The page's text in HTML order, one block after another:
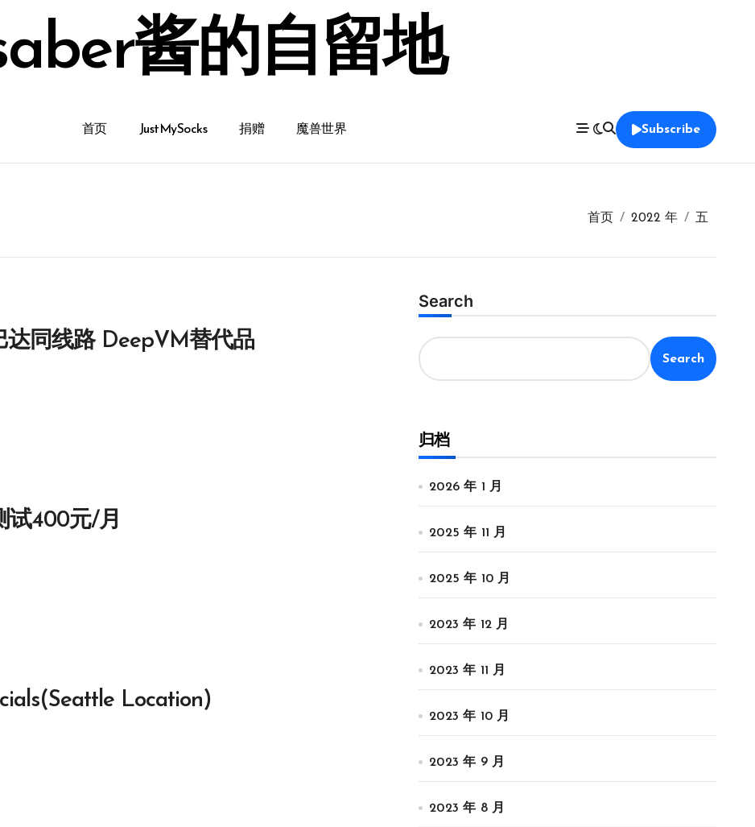
酱的自留地
首页 JustMySocks 捐赠 魔兽世界 Subscribe
首页 2022 年 五
达同线路 DeepVM替代品
试400元/月
Location)
Search
Search
归档
2026 年 1 月
2025 年 11 月
2025 年 10 月
2023 年 12 月
2023 年 11 月
2023 年 10 月
2023 年 9 月
2023 年 8 月